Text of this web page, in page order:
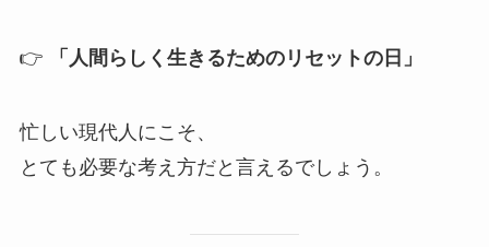
👉 「人間らしく生きるためのリセットの日」
忙しい現代人にこそ、
とても必要な考え方だと言えるでしょう。